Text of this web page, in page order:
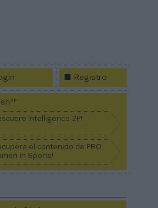
Registro
2P
Intelligence 2P!
el contenido de PRO
in Sports!